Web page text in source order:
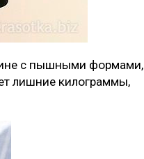
с пышными формами,
лишние килограммы,